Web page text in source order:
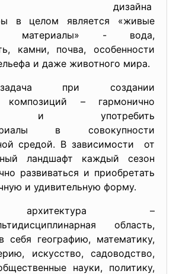
дизайна
в целом является «живые
материалы» - вода,
камни, почва, особенности
и даже животного мира.
при создании
композиций – гармонично
и употребить
в совокупности
средой. В зависимости от
ландшафт каждый сезон
развиваться и приобретать
и удивительную форму.
архитектура –
область,
себя географию, математику,
искусство, садоводство,
науки, политику,